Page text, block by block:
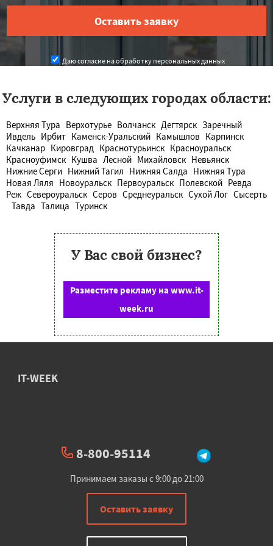
Даю согласие на обработку персональных данных
Услуги в следующих городах области:
Верхняя Тура Верхотурье Волчанск Дегтярск Заречный
Ивдель Ирбит Каменск-Уральский Камышлов Карпинск
Качканар Кировград Краснотурьинск Красноуральск
Красноуфимск Кушва Лесной Михайловск Невьянск
Нижние Серги Нижний Тагил Нижняя Салда Нижняя Тура
Новая Ляля Новоуральск Первоуральск Полевской Ревда
Реж Североуральск Серов Среднеуральск Сухой Лог Сысерть
Тавда Талица Туринск
У Вас свой бизнес?
Разместите рекламу на www.it-
week.ru
IT-WEEK
8-800-95114
Принимаем заказы с 9:00 до 21:00
Оставить заявку